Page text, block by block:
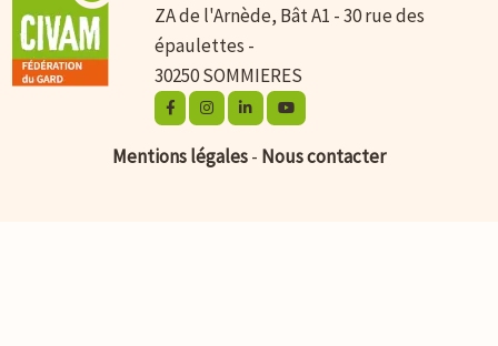
ZA de l'Arnède, Bât A1 - 30 rue des
épaulettes -
30250 SOMMIERES
Mentions légales- Nous contacter